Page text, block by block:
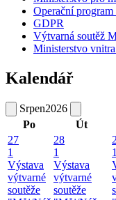
Operační program
GDPR
Výtvarná soutěž
Ministerstvo
Kalendář
Srpen2026
Po
Út
27
1
Výstava
výtvarné
soutěže
28
1
Výstava
výtvarné
soutěže
1